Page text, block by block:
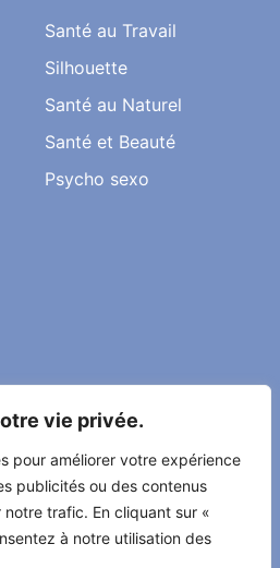
vie privée.
pour améliorer votre expérience
publicités ou des contenus
trafic. En cliquant sur «
à notre utilisation des
Santé au Travail
Silhouette
Santé au Naturel
Santé et Beauté
Psycho sexo